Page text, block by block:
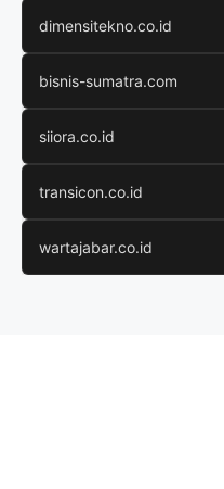
dimensitekno.co.id
bisnis-sumatra.com
siiora.co.id
transicon.co.id
wartajabar.co.id